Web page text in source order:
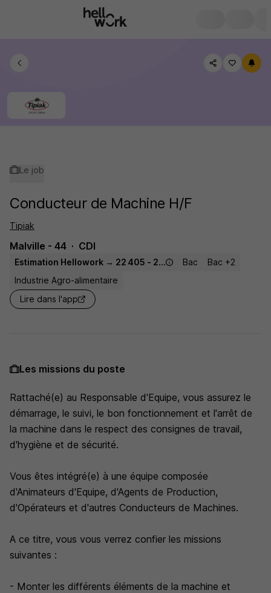
Le job
Conducteur de Machine H/F
Tipiak
Malville - 44 CDI
Estimation Hellowork → 22 405 - 24 000 € / an
Bac
Bac +2
Industrie Agro-alimentaire
Lire dans l'app
Les missions du poste
Rattaché(e) au Responsable d'Equipe, vous assurez le
démarrage, le suivi, le bon fonctionnement et l'arrêt de
la machine dans le respect des consignes de travail,
d'hygiène et de sécurité.
Vous êtes intégré(e) à une équipe composée
d'Animateurs d'Equipe, d'Agents de Production,
d'Opérateurs et d'autres Conducteurs de Machines.
A ce titre, vous vous verrez confier les missions
suivantes :
- Monter les différents éléments de la machine et